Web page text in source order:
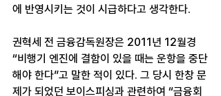
에 반영시키는 것이 시급하다고 생각한다.
권혁세 전 금융감독원장은 2011년 12월경
“비행기 엔진에 결함이 있을 때는 운항을 중단
해야 한다”고 말한 적이 있다. 그 당시 한창 문
제가 되었던 보이스피싱과 관련하여 “금융회